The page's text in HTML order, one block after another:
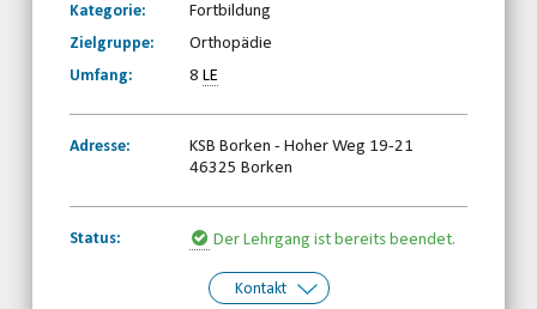
Kategorie:
Fortbildung
Zielgruppe:
Orthopädie
Umfang:
8 LE
Adresse:
KSB Borken - Hoher Weg 19-21
46325 Borken
Status: Der Lehrgang ist bereits beendet.
Kontakt